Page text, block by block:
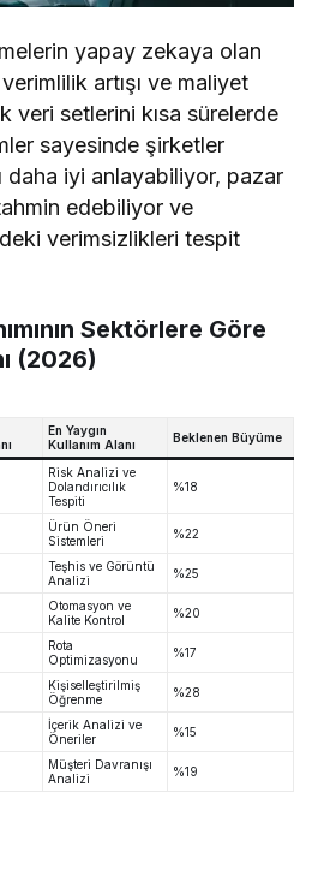
yapay zekaya olan
artışı ve maliyet
veri setlerini kısa sürelerde
sayesinde şirketler
daha iyi anlayabiliyor, pazar
edebiliyor ve
verimsizlikleri tespit
Sektörlere Göre
(2026)
En Yaygın
Kullanım Alanı
Beklenen Büyüme
Risk Analizi ve
Dolandırıcılık
Tespiti
%18
Ürün Öneri
Sistemleri
%22
Teşhis ve Görüntü
Analizi
%25
Otomasyon ve
Kalite Kontrol
%20
Rota
Optimizasyonu
%17
Kişiselleştirilmiş
Öğrenme
%28
İçerik Analizi ve
Öneriler
%15
Müşteri Davranışı
Analizi
%19